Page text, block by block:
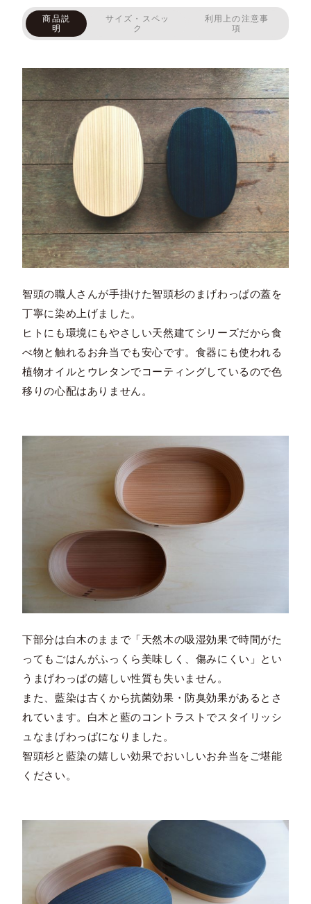
商品説
明
サイズ・スペッ
ク
利用上の注意事
項
智頭の職人さんが手掛けた智頭杉のまげわっぱの蓋を
丁寧に染め上げました。
ヒトにも環境にもやさしい天然建てシリーズだから食
べ物と触れるお弁当でも安心です。食器にも使われる
植物オイルとウレタンでコーティングしているので色
移りの心配はありません。
下部分は白木のままで「天然木の吸湿効果で時間がた
ってもごはんがふっくら美味しく、傷みにくい」とい
うまげわっぱの嬉しい性質も失いません。
また、藍染は古くから抗菌効果・防臭効果があるとさ
れています。白木と藍のコントラストでスタイリッシ
ュなまげわっぱになりました。
智頭杉と藍染の嬉しい効果でおいしいお弁当をご堪能
ください。